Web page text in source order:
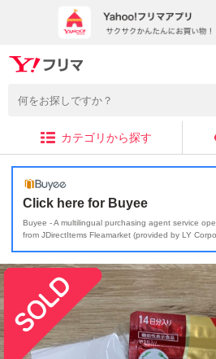
カテゴリから探す
Click here for Buyee
Buyee - A multilingual purchasing agent service
from JDirectItems Fleamarket (provided by LY